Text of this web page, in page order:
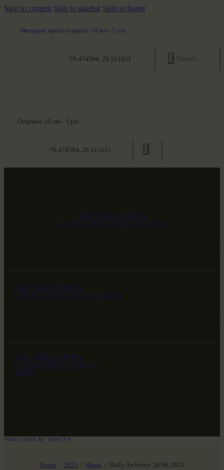
Skip to content Skip to sidebar Skip to footer
Звездные врата открыто 10 am - 5 pm
-79.474594, 29.511651
Открыто 10 am - 5 pm
-79.474594, 29.511651
ЗВЕЗДНЫЕ ВРАТА
НАШ МИР ВЧЕРА СЕГОДНЯ И ЗАВТРА
ЗВЕЗДНЫЕ ВРАТА
НАШ МИР ВЧЕРА СЕГОДНЯ И ЗАВТРА
ЗВЕЗДНЫЕ ВРАТА
НАШ МИР ВЧЕРА СЕГОДНЯ И
ЗАВТРА
Home 2025 Июнь Daily Archives: 26.06.2025
ЗВЕЗДНЫЕ ВРАТА
SG-6